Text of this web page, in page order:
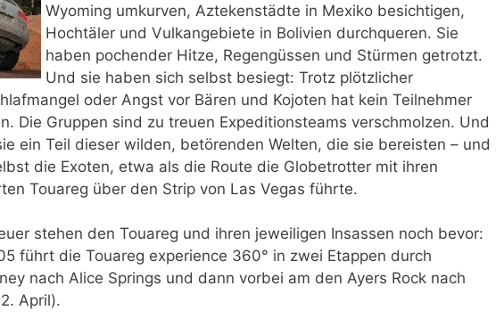
Wyoming umkurven, Aztekenstädte in Mexiko besichtigen,
Hochtäler und Vulkangebiete in Bolivien durchqueren. Sie
haben pochender Hitze, Regengüssen und Stürmen getrotzt.
Und sie haben sich selbst besiegt: Trotz plötzlicher
oder Angst vor Bären und Kojoten hat kein Teilnehmer
Die Gruppen sind zu treuen Expeditionsteams verschmolzen. Und
ein Teil dieser wilden, betörenden Welten, die sie bereisten – und
die Exoten, etwa als die Route die Globetrotter mit ihren
Touareg über den Strip von Las Vegas führte.
stehen den Touareg und ihren jeweiligen Insassen noch bevor:
führt die Touareg experience 360° in zwei Etappen durch
nach Alice Springs und dann vorbei am den Ayers Rock nach
April).